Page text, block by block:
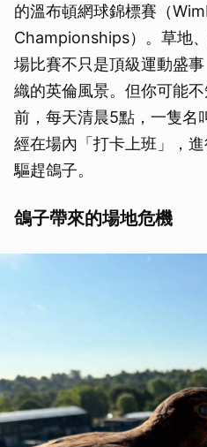
的溫布頓網球錦標賽（
Championships）。草地
場比賽不只是頂級運動盛
織的英倫風景。但你可能
前，每天清晨5點，一隻名
經在場內「打卡上班」，
驅趕鴿子。
鴿子帶來的場地危機